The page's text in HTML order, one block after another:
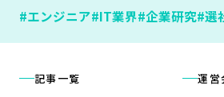
#エンジニア#IT業界#企業研究#選
記事一覧 運営